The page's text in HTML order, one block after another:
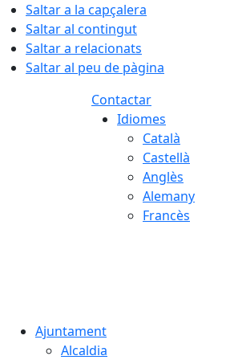
Saltar a la capçalera
Saltar al contingut
Saltar a relacionats
Saltar al peu de pàgina
Contactar
Idiomes
Català
Castellà
Anglès
Alemany
Francès
Ajuntament
Alcaldia